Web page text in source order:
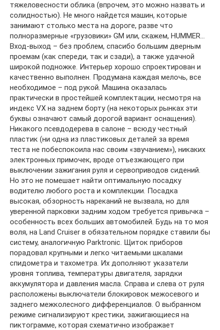
тяжеловесности облика (впрочем, это можно назвать и
солидностью). Не много найдется машин, которые
занимают столько места на дороге, разве что
полноразмерные «грузовики» GM или, скажем, HUMMER…
Вход-выход – без проблем, спасибо большим дверным
проемам (как спереди, так и сзади), а также удачной
широкой подножке. Интерьер хорошо спроектирован и
качественно выполнен. Продумана каждая мелочь, все
необходимое – под рукой. Машина оказалась
практически в простейшей комплектации, несмотря на
индекс VX на заднем борту (на некоторых рынках эти
буквы означают самый дорогой вариант оснащения).
Никакого псевдодерева в салоне – всюду честный
пластик (ни одна из пластиковых деталей за время
теста не побеспокоила нас своим «звучанием»), никаких
электронных примочек, вроде отъезжающего при
выключении зажигания руля и сервоприводов сидений.
Но это не помешает найти оптимальную посадку
водителю любого роста и комплекции. Посадка
высокая, обзорность нареканий не вызвала, но для
уверенной парковки задним ходом требуется привычка –
особенность всех больших автомобилей. Будь на то моя
воля, на Land Cruiser в обязательном порядке ставили бы
систему, аналогичную Parktronic. Щиток приборов
порадовал крупными и легко читаемыми шкалами
спидометра и тахометра. Их дополняют указатели
уровня топлива, температуры двигателя, зарядки
аккумулятора и давления масла. Справа и слева от руля
расположены выключатели блокировок межосевого и
заднего межколесного дифференциалов. О выбранном
режиме сигнализируют крестики, зажигающиеся на
пиктограмме, которая схематично изображает